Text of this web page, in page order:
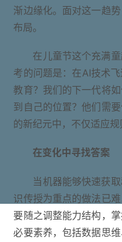
渐边缘化。面对这一趋
布局。
在儿童节这个充满
考的问题是：在AI技术
教育？我们的下一代将
到自己的位置？他们需
的新纪元中，不仅适应规
在变化中寻找答案
当机器能够快速获
识传授为重点的做法已
要随之调整能力结构，
必要素养，包括数据思